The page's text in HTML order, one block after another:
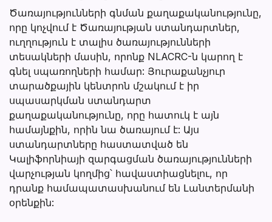
Ծառայությունների գնման քաղաքականությունը,
որը կոչվում է Ծառայության ստանդարտներ,
ուղղություն է տալիս ծառայությունների
տեսակների մասին, որոնք NLACRC-ն կարող է
գնել սպառողների համար: Յուրաքանչյուր
տարածքային կենտրոն մշակում է իր
սպասարկման ստանդարտ
քաղաքականությունը, որը հատուկ է այն
համայնքին, որին նա ծառայում է: Այս
ստանդարտները հաստատված են
Կալիֆորնիայի զարգացման ծառայությունների
վարչության կողմից՝ հավաստիացնելու, որ
դրանք համապատասխանում են Լանտերմանի
օրենքին: